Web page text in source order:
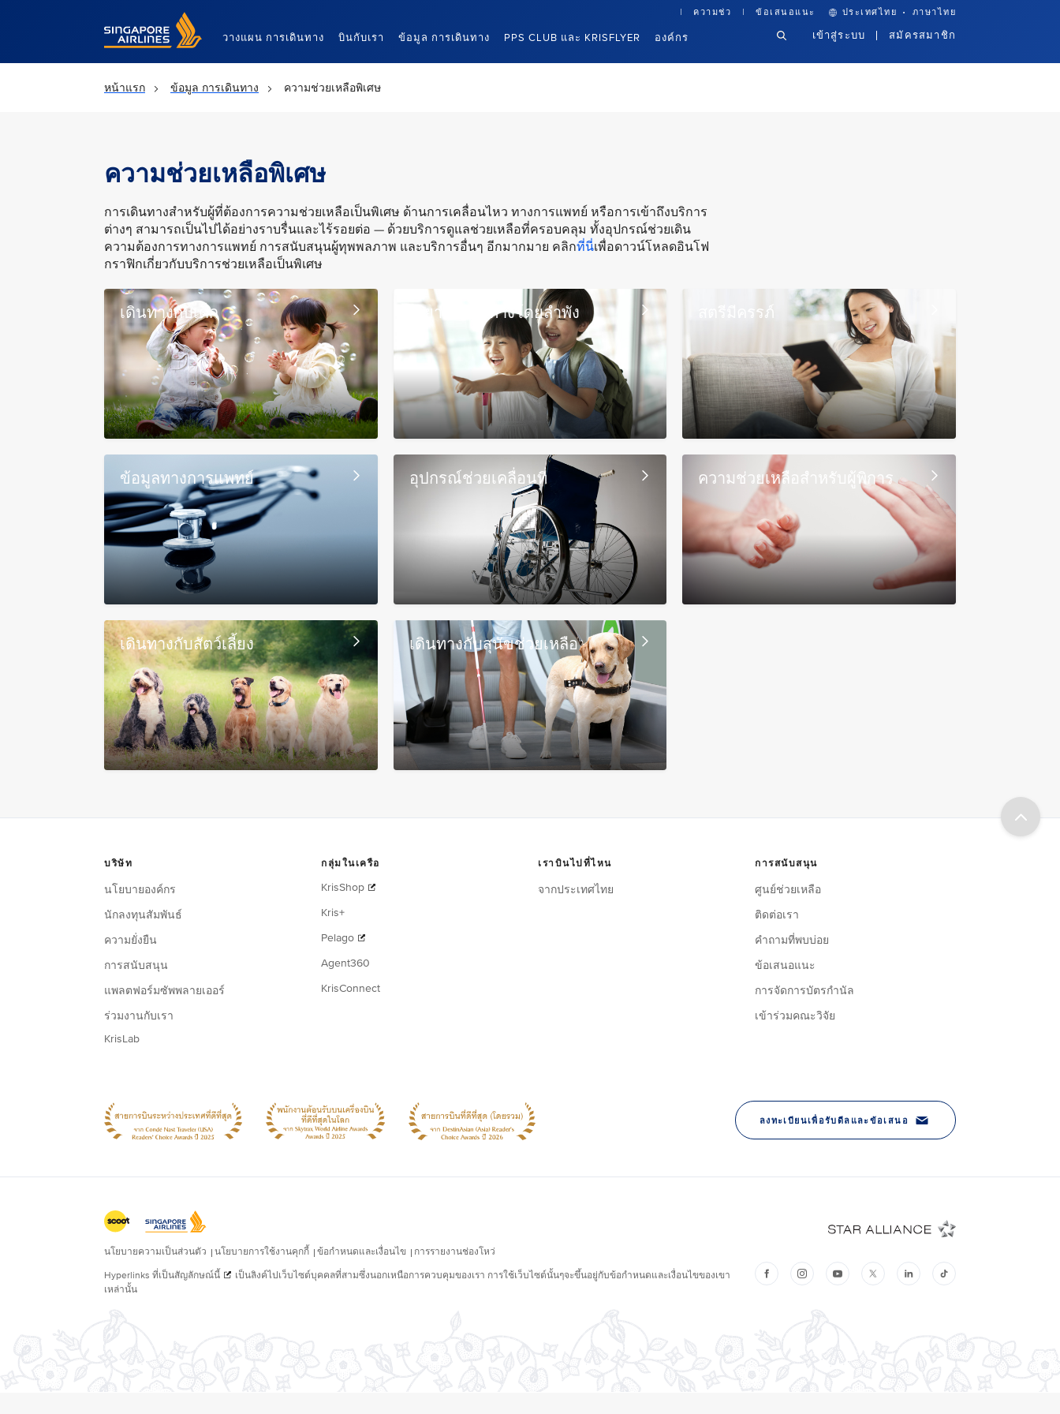
Singapore Airlines Home
วางแผน การเดินทาง บินกับเรา ข้อมูล การเดินทาง PPS CLUB และ KRISFLYER องค์กร
ความช่ว ข้อเสนอแนะ ประเทศไทย · ภาษาไทย
เข้าสู่ระบบ สมัครสมาชิก
หน้าแรก ข้อมูล การเดินทาง ความช่วยเหลือพิเศษ
ความช่วยเหลือพิเศษ
การเดินทางสำหรับผู้ที่ต้องการความช่วยเหลือเป็นพิเศษ ด้านการเคลื่อนไหว ทางการแพทย์ หรือการเข้าถึงบริการ
ต่างๆ สามารถเป็นไปได้อย่างราบรื่นและไร้รอยต่อ — ด้วยบริการดูแลช่วยเหลือที่ครอบคลุม ทั้งอุปกรณ์ช่วยเดิน
ความต้องการทางการแพทย์ การสนับสนุนผู้ทุพพลภาพ และบริการอื่นๆ อีกมากมาย คลิกที่นี่เพื่อดาวน์โหลดอินโฟ
กราฟิกเกี่ยวกับบริการช่วยเหลือเป็นพิเศษ
เดินทางกับเด็ก ผู้เยาว์ที่เดินทางโดยลำพัง สตรีมีครรภ์
ข้อมูลทางการแพทย์ อุปกรณ์ช่วยเคลื่อนที่ ความช่วยเหลือสำหรับผู้พิการ
เดินทางกับสัตว์เลี้ยง เดินทางกับสุนัขช่วยเหลือ